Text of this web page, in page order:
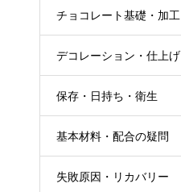
チョコレート基礎・加工
デコレーション・仕上げ
保存・日持ち・衛生
基本材料・配合の疑問
失敗原因・リカバリー